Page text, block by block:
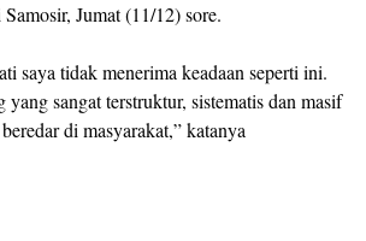
Jumat (11/12) sore.
saya tidak menerima keadaan seperti ini.
sangat terstruktur, sistematis dan masif
di masyarakat,” katanya